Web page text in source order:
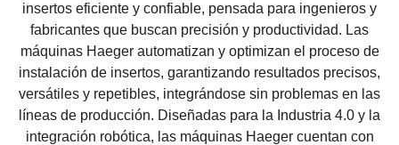
insertos eficiente y confiable, pensada para ingenieros y
fabricantes que buscan precisión y productividad. Las
máquinas Haeger automatizan y optimizan el proceso de
instalación de insertos, garantizando resultados precisos,
versátiles y repetibles, integrándose sin problemas en las
líneas de producción. Diseñadas para la Industria 4.0 y la
integración robótica, las máquinas Haeger cuentan con